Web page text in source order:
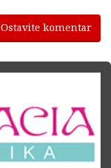
Ostavite komentar